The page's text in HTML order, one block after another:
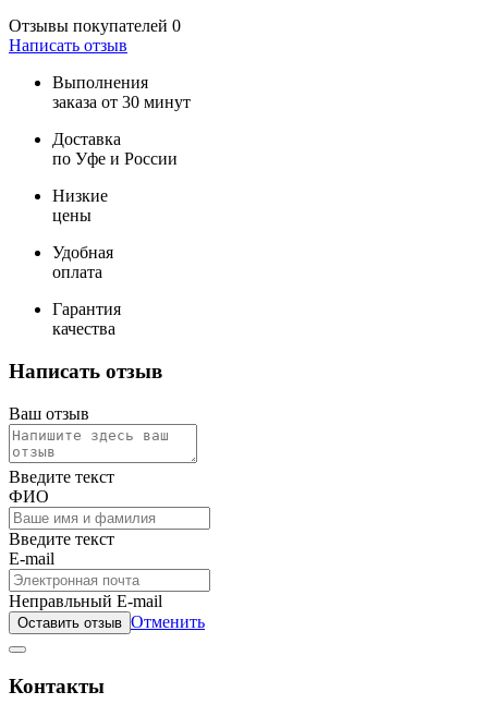
Отзывы покупателей 0
Написать отзыв
Выполнения
заказа от 30 минут
Доставка
по Уфе и России
Низкие
цены
Удобная
оплата
Гарантия
качества
Написать отзыв
Ваш отзыв
Введите текст
ФИО
Введите текст
E-mail
Неправльный E-mail
Оставить отзыв Отменить
Контакты